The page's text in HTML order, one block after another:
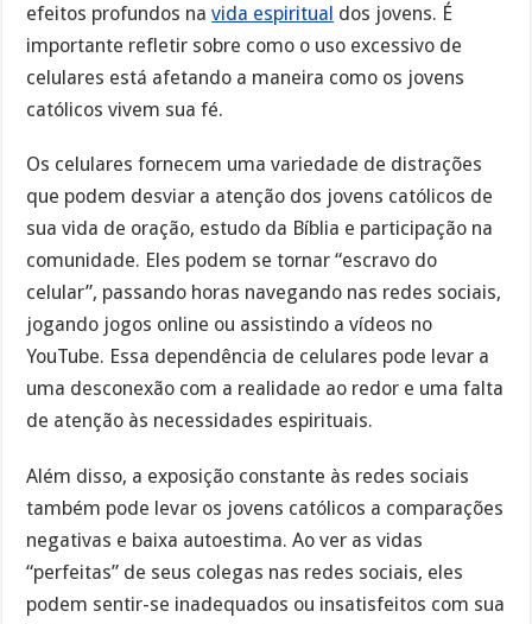
efeitos profundos navida espiritual dos jovens. É
importante refletir sobre como o uso excessivo de
celulares está afetando a maneira como os jovens
católicos vivem sua fé.
Os celulares fornecem uma variedade de distrações
que podem desviar a atenção dos jovens católicos de
sua vida de oração, estudo da Bíblia e participação na
comunidade. Eles podem se tornar “escravo do
celular”, passando horas navegando nas redes sociais,
jogando jogos online ou assistindo a vídeos no
YouTube. Essa dependência de celulares pode levar a
uma desconexão com a realidade ao redor e uma falta
de atenção às necessidades espirituais.
Além disso, a exposição constante às redes sociais
também pode levar os jovens católicos a comparações
negativas e baixa autoestima. Ao ver as vidas
“perfeitas” de seus colegas nas redes sociais, eles
podem sentir-se inadequados ou insatisfeitos com sua